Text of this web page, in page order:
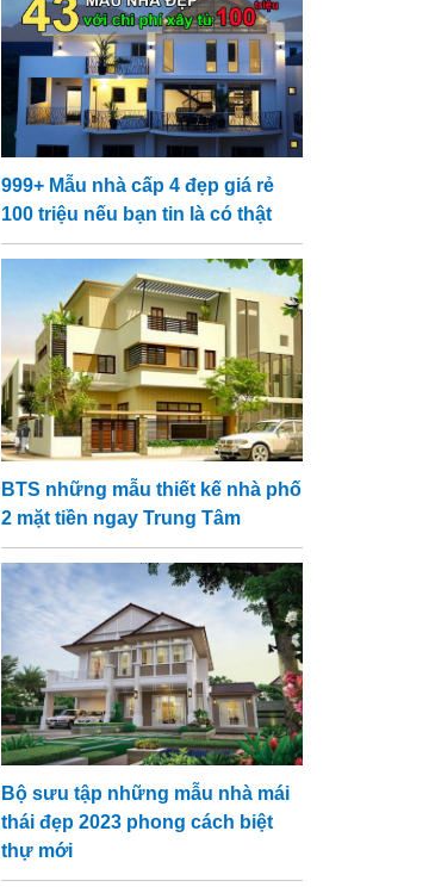
999+ Mẫu nhà cấp 4 đẹp giá rẻ
100 triệu nếu bạn tin là có thật
BTS những mẫu thiết kế nhà phố
2 mặt tiền ngay Trung Tâm
Bộ sưu tập những mẫu nhà mái
thái đẹp 2023 phong cách biệt
thự mới